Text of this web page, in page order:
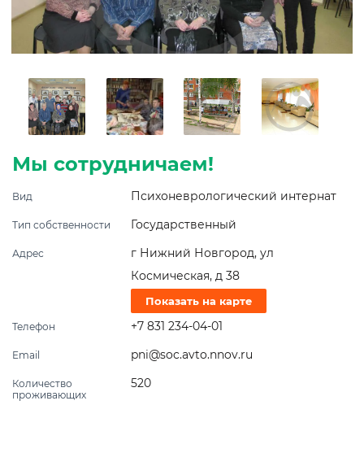
Мы сотрудничаем!
Вид Психоневрологический интернат
Тип собственности Государственный
Адрес
г Нижний Новгород, ул
Космическая, д 38
Показать на карте
Телефон +7 831 234-04-01
Email pni@soc.avto.nnov.ru
Количество
проживающих
520